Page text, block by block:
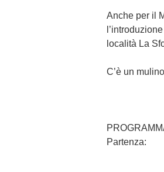
Anche per il
località La
C’è un
Partenza: